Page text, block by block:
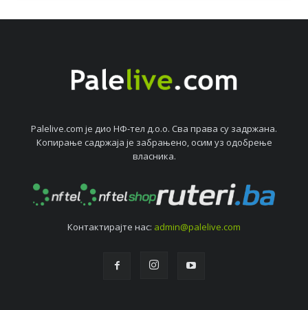
Palelive.com јe дио НФ-тeл д.о.о. Сва права су задржана.
Копирањe садржаја јe забрањeно, осим уз одобрeњe
власника.
Контактирајтe нас: admin@palelive.com